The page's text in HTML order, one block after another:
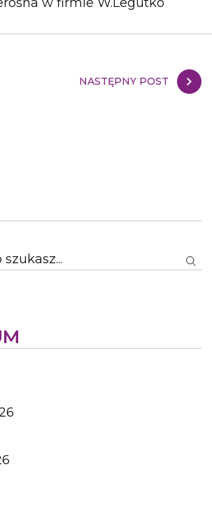
NASTĘPNY POST